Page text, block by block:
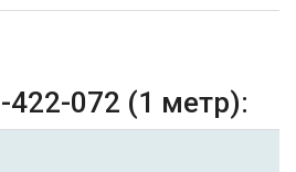
422-072 (1 метр):